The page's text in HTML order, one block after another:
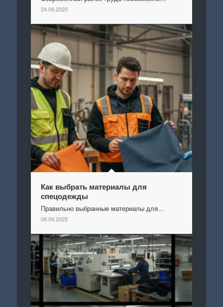
24.09.2025
Как выбрать материалы для
спецодежды
Правильно выбранные материалы для…
09.09.2025